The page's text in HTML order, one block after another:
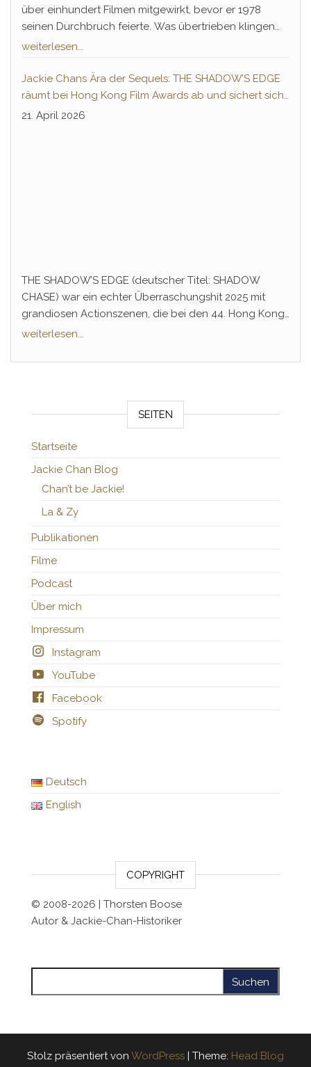
über einhundert Filmen mitgewirkt, bevor er 1978
seinen Durchbruch feierte. Was übertrieben klingen
mag, lässt sich mit filmischen Neuentdeckungen aus
eindeutig belegen. Nur ein paar Filme der Shaw
Brothers scheinen noch einen endgültigen Beweis zu
fordern, auch wenn Chan schon lange selbst zugibt,
weiterlesen...
Jackie Chans Ära der Sequels: THE SHADOW’S EDGE
räumt bei Hong Kong Film Awards ab und sichert sich
Fortsetzung
21. April 2026
THE SHADOW’S EDGE (deutscher Titel: SHADOW
CHASE) war ein echter Überraschungshit 2025 mit
grandiosen Actionszenen, die bei den 44. Hong Kong
Film Awards 2026 auch belohnt wurden. Schon vor
jetzt ist es offiziell.
weiterlesen...
SEITEN
Startseite
Jackie Chan Blog
Chan’t be Jackie!
La & Zy
Publikationen
Filme
Podcast
Über mich
Impressum
Instagram
YouTube
Facebook
Spotify
Deutsch
English
COPYRIGHT
© 2008-2026 | Thorsten Boose
Autor & Jackie-Chan-Historiker
Stolz präsentiert von WordPress | Theme: Head Blog